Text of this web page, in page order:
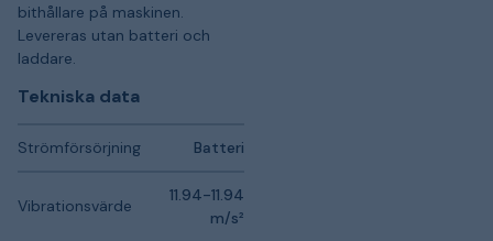
bithållare på maskinen.
Levereras utan batteri och
laddare.
Tekniska data
Strömförsörjning Batteri
Vibrationsvärde
11.94-11.94
m/s²